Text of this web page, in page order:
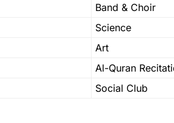
Band & Choir
Science
Art
Al-Quran
Social Club